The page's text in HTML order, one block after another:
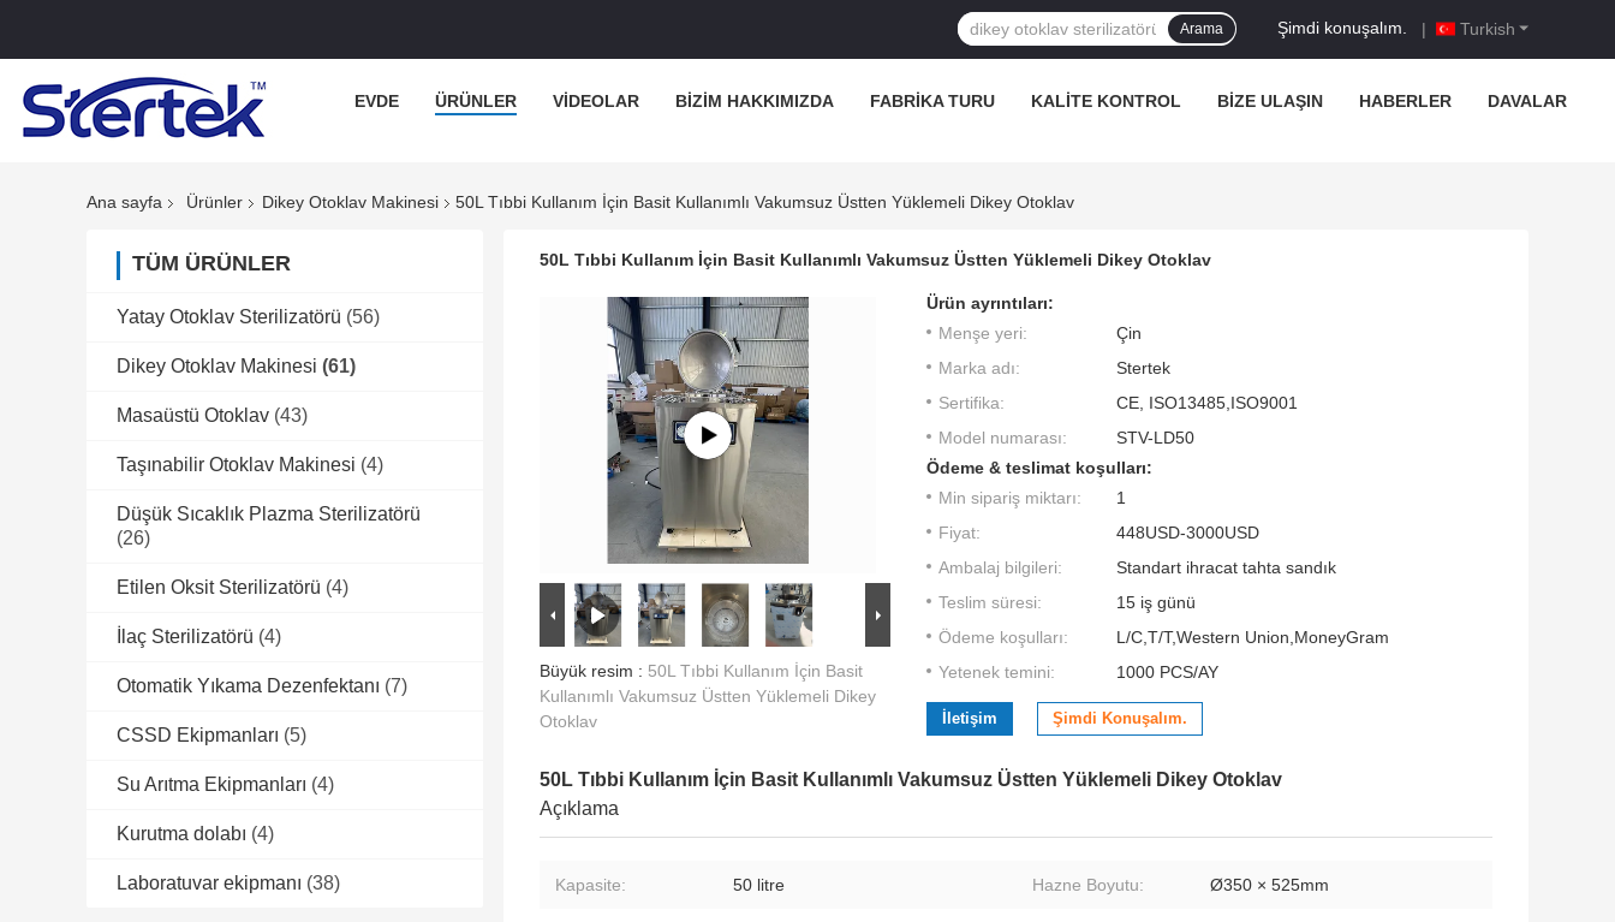
Turkish
Şimdi konuşalım. |
Arama
EVDE ÜRÜNLER VIDEOLAR BIZIM HAKKIMIZDA FABRIKA TURU KALITE KONTROL BIZE ULAŞIN HABERLER DAVALAR
Ana sayfa Ürünler Dikey Otoklav Makinesi 50L Tıbbi Kullanım İçin Basit Kullanımlı Vakumsuz Üstten Yüklemeli Dikey Otoklav
TÜM ÜRÜNLER
Yatay Otoklav Sterilizatörü (56)
Dikey Otoklav Makinesi (61)
Masaüstü Otoklav (43)
Taşınabilir Otoklav Makinesi (4)
Düşük Sıcaklık Plazma Sterilizatörü
(26)
Etilen Oksit Sterilizatörü (4)
İlaç Sterilizatörü (4)
Otomatik Yıkama Dezenfektanı (7)
CSSD Ekipmanları (5)
Su Arıtma Ekipmanları (4)
Kurutma dolabı (4)
Laboratuvar ekipmanı (38)
50L Tıbbi Kullanım İçin Basit Kullanımlı Vakumsuz Üstten Yüklemeli Dikey Otoklav
Büyük resim : 50L Tıbbi Kullanım İçin Basit
Kullanımlı Vakumsuz Üstten Yüklemeli Dikey
Otoklav
Ürün ayrıntıları:
Menşe yeri:
Çin
Marka adı:
Stertek
Sertifika:
CE, ISO13485,ISO9001
Model numarası:
STV-LD50
Ödeme & teslimat koşulları:
Min sipariş miktarı:
1
Fiyat:
448USD-3000USD
Ambalaj bilgileri:
Standart ihracat tahta sandık
Teslim süresi:
15 iş günü
Ödeme koşulları:
L/C,T/T,Western Union,MoneyGram
Yetenek temini:
1000 PCS/AY
İletişim Şimdi Konuşalım.
50L Tıbbi Kullanım İçin Basit Kullanımlı Vakumsuz Üstten Yüklemeli Dikey Otoklav
Açıklama
Kapasite: 50 litre Hazne Boyutu: Ø350 × 525mm